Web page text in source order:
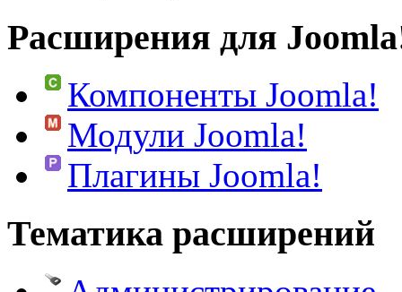
Расширения для
Компоненты Joomla!
Модули Joomla!
Плагины Joomla!
Тематика расширений